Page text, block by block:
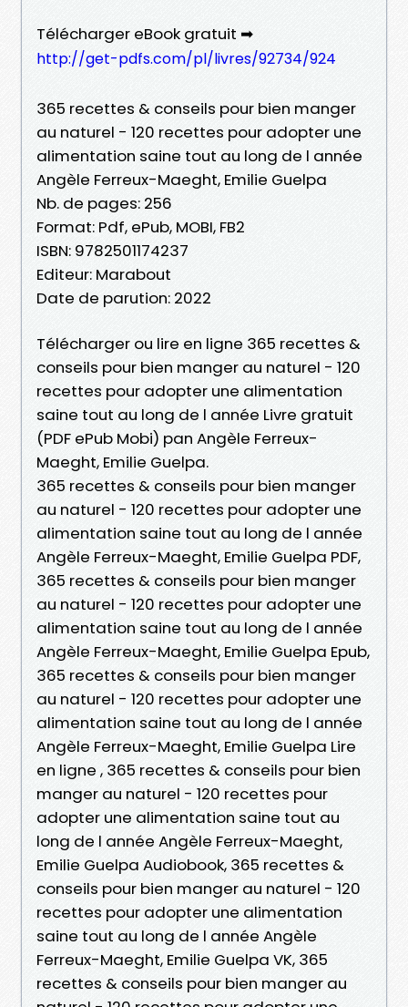
Télécharger eBook gratuit ➡
http://get-pdfs.com/pl/livres/92734/924
365 recettes & conseils pour bien manger
au naturel - 120 recettes pour adopter une
alimentation saine tout au long de l année
Angèle Ferreux-Maeght, Emilie Guelpa
Nb. de pages: 256
Format: Pdf, ePub, MOBI, FB2
ISBN: 9782501174237
Editeur: Marabout
Date de parution: 2022
Télécharger ou lire en ligne 365 recettes &
conseils pour bien manger au naturel - 120
recettes pour adopter une alimentation
saine tout au long de l année Livre gratuit
(PDF ePub Mobi) pan Angèle Ferreux-
Maeght, Emilie Guelpa.
365 recettes & conseils pour bien manger
au naturel - 120 recettes pour adopter une
alimentation saine tout au long de l année
Angèle Ferreux-Maeght, Emilie Guelpa PDF,
365 recettes & conseils pour bien manger
au naturel - 120 recettes pour adopter une
alimentation saine tout au long de l année
Angèle Ferreux-Maeght, Emilie Guelpa Epub,
365 recettes & conseils pour bien manger
au naturel - 120 recettes pour adopter une
alimentation saine tout au long de l année
Angèle Ferreux-Maeght, Emilie Guelpa Lire
en ligne , 365 recettes & conseils pour bien
manger au naturel - 120 recettes pour
adopter une alimentation saine tout au
long de l année Angèle Ferreux-Maeght,
Emilie Guelpa Audiobook, 365 recettes &
conseils pour bien manger au naturel - 120
recettes pour adopter une alimentation
saine tout au long de l année Angèle
Ferreux-Maeght, Emilie Guelpa VK, 365
recettes & conseils pour bien manger au